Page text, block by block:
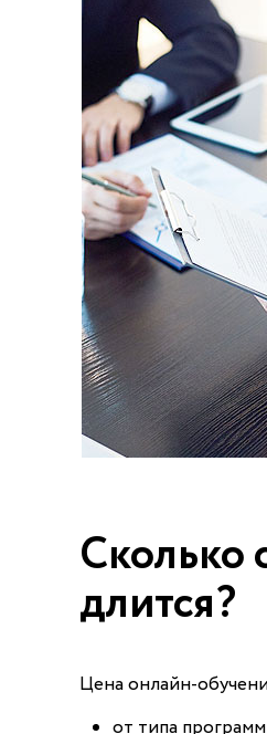
Сколько
длится?
Цена онлайн-
от типа